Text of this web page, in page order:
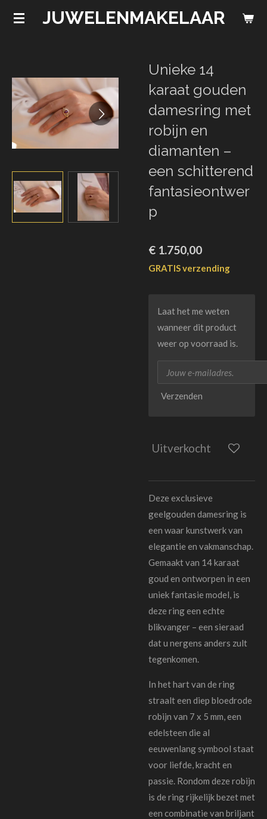
Ga
hoofdinhoud
JUWELENMAKELAAR
Unieke 14
karaat gouden
damesring met
robijn en
diamanten –
een schitterend
fantasieontwer
p
€ 1.750,00
GRATIS verzending
Laat het me weten
wanneer dit product
weer op voorraad is.
Verzenden
Uitverkocht
Deze exclusieve
geelgouden damesring is
een waar kunstwerk van
elegantie en vakmanschap.
Gemaakt van 14 karaat
goud en ontworpen in een
uniek fantasie model, is
deze ring een echte
blikvanger – een sieraad
dat u nergens anders zult
tegenkomen.
In het hart van de ring
straalt een diep bloedrode
robijn van 7 x 5 mm, een
edelsteen die al
eeuwenlang symbool staat
voor liefde, kracht en
passie. Rondom deze robijn
is de ring rijkelijk bezet met
een combinatie van briljant